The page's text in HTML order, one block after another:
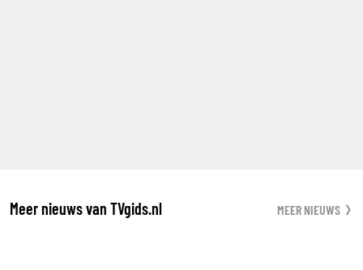
Meer nieuws van TVgids.nl MEER NIEUWS